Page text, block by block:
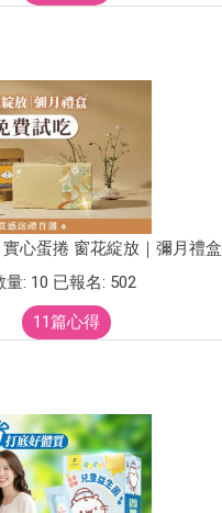
實心蛋捲 窗花綻放｜彌月禮盒
量: 10 已報名: 502
11篇心得